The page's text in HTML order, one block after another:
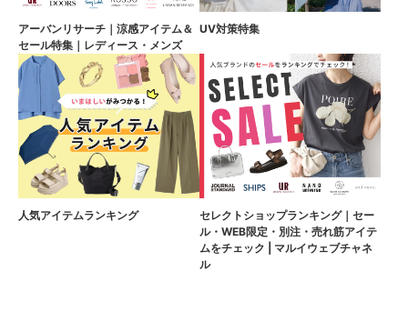
アーバンリサーチ｜涼感アイテム＆
セール特集｜レディース・メンズ
UV対策特集
人気アイテムランキング
セレクトショップランキング｜セー
ル・WEB限定・別注・売れ筋アイテ
ムをチェック | マルイウェブチャネ
ル